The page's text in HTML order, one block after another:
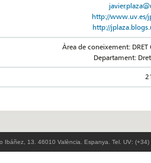
http://www.uv.es/
http://
Àrea de coneixement: DRET
Departament:
Ibáñez, 13. 46010 València. Espanya. Tel. UV: